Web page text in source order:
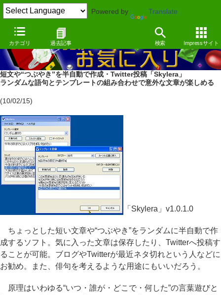
Powered by Translate
カテゴリ 過去記事 検索 Impressサイト
短文や“つぶやき”を半自動で作成・Twitter投稿「Skylera」
ランダムな語句とテンプレートの組み合わせで意外な文章が楽しめる
(10/02/15)
「Skylera」v1.0.1.0
ちょっとした短い文章や“つぶやき”をランダムに半自動で作
成するソフト。気に入った文章は保存したり、Twitterへ投稿す
ることが可能。ブログやTwitterが最近ネタ切れという人などに
お勧め。また、俳句を考えるような用途にもいいだろう。
原理はいわゆる“いつ・誰が・どこで・何した”の言葉遊びと